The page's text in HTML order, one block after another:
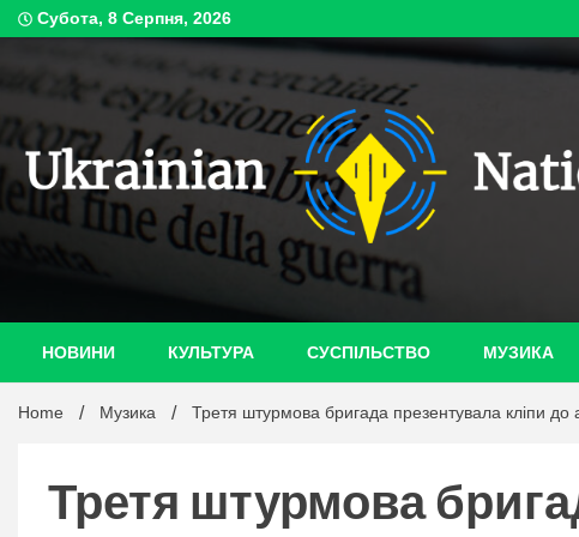
Skip
to
Субота, 8 Серпня, 2026
НОВИНИ КУЛЬТУРА СУСПІЛЬСТВО МУЗИКА
Home Музика Третя штурмова бригада презентувала кліпи
Третя штурмова